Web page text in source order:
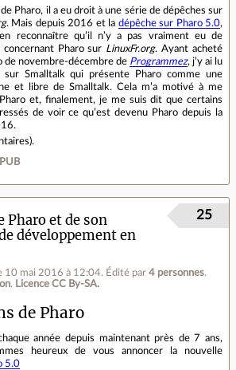
Pharo, il a eu droit à une série de dépêches sur
. Mais depuis 2016 et la dépêche sur Pharo 5.0,
reconnaître qu’il n’y a pas vraiment eu de
concernant Pharo sur LinuxFr.org. Ayant acheté
de novembre‐décembre de Programmez, j’y ai lu
Smalltalk qui présente Pharo comme une
et libre de Smalltalk. Cela m’a motivé à me
et, finalement, je me suis dit que certains
de voir ce qu’est devenu Pharo depuis la
).
Pharo et de son
développement en
10 mai 2016 à 12:04. Édité par 4 personnes.
. Licence CC By‑SA.
25
de Pharo
année depuis maintenant près de 7 ans,
heureux de vous annoncer la nouvelle
5.0